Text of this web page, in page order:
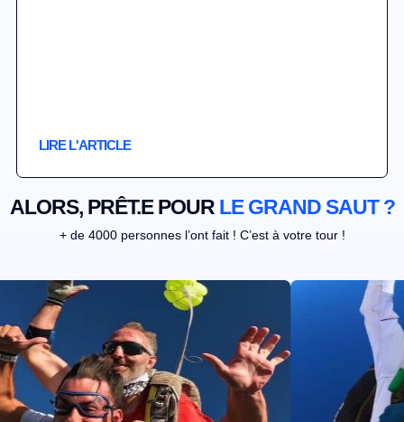
LIRE L'ARTICLE
ALORS, PRÊT.E POUR LE GRAND SAUT ?
+ de 4000 personnes l’ont fait ! C’est à votre tour !